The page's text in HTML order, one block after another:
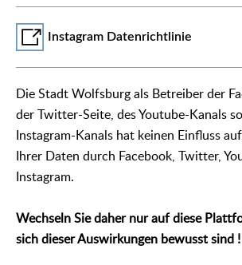
Instagram Datenrichtlinie
Die Stadt Wolfsburg als Betreiber der
der Twitter-Seite, des Youtube-Kanals
Instagram-Kanals hat keinen Einfluss
Ihrer Daten durch Facebook, Twitter,
Instagram.
Wechseln Sie daher nur auf diese
sich dieser Auswirkungen bewusst sind !